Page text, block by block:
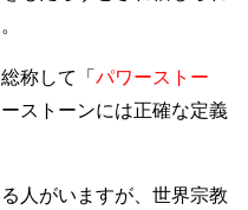
称して「 パワーストー
ストーンには正確な定義
人がいますが、世界宗教